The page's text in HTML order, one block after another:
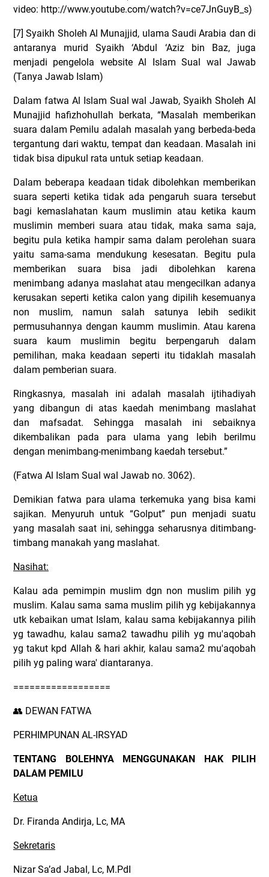
video: http://www.youtube.com/watch?v=ce7JnGuyB_s)
[7] Syaikh Sholeh Al Munajjid, ulama Saudi Arabia dan di
antaranya murid Syaikh ‘Abdul ‘Aziz bin Baz, juga
menjadi pengelola website Al Islam Sual wal Jawab
(Tanya Jawab Islam)
Dalam fatwa Al Islam Sual wal Jawab, Syaikh Sholeh Al
Munajjid hafizhohullah berkata, “Masalah memberikan
suara dalam Pemilu adalah masalah yang berbeda-beda
tergantung dari waktu, tempat dan keadaan. Masalah ini
tidak bisa dipukul rata untuk setiap keadaan.
Dalam beberapa keadaan tidak dibolehkan memberikan
suara seperti ketika tidak ada pengaruh suara tersebut
bagi kemaslahatan kaum muslimin atau ketika kaum
muslimin memberi suara atau tidak, maka sama saja,
begitu pula ketika hampir sama dalam perolehan suara
yaitu sama-sama mendukung kesesatan. Begitu pula
memberikan suara bisa jadi dibolehkan karena
menimbang adanya maslahat atau mengecilkan adanya
kerusakan seperti ketika calon yang dipilih kesemuanya
non muslim, namun salah satunya lebih sedikit
permusuhannya dengan kaumm muslimin. Atau karena
suara kaum muslimin begitu berpengaruh dalam
pemilihan, maka keadaan seperti itu tidaklah masalah
dalam pemberian suara.
Ringkasnya, masalah ini adalah masalah ijtihadiyah
yang dibangun di atas kaedah menimbang maslahat
dan mafsadat.Sehingga masalah ini sebaiknya
dikembalikan pada para ulama yang lebih berilmu
dengan menimbang-menimbang kaedah tersebut.”
(Fatwa Al Islam Sual wal Jawab no. 3062).
Demikian fatwa para ulama terkemuka yang bisa kami
sajikan. Menyuruh untuk “Golput” pun menjadi suatu
yang masalah saat ini, sehingga seharusnya ditimbang-
timbang manakah yang maslahat.
Nasihat:
Kalau ada pemimpin muslim dgn non muslim pilih yg
muslim. Kalau sama sama muslim pilih yg kebijakannya
utk kebaikan umat Islam, kalau sama kebijakannya pilih
yg tawadhu, kalau sama2 tawadhu pilih yg mu'aqobah
yg takut kpd Allah & hari akhir, kalau sama2 mu'aqobah
pilih yg paling wara' diantaranya.
==================
👥 DEWAN FATWA
PERHIMPUNAN AL-IRSYAD
TENTANG BOLEHNYA MENGGUNAKAN HAK PILIH
DALAM PEMILU
Ketua
Dr. Firanda Andirja, Lc, MA
Sekretaris
Nizar Sa’ad Jabal, Lc, M.PdI